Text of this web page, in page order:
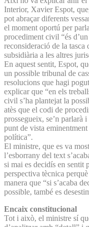
Interior, Xavier Espot,
pot abraçar diferents
el moment oportú per
procediment civil “és
reconsideració de la
subsidiària a les altres
En aquest sentit, Espot,
un possible tribunal de
resolucions que hagi
explicar que “en els
civil s’ha plantejat la
atès que el codi de
prossegueix, se’n parlarà
punt de vista
política”.
El ministre, que es va
l’esborrany del text
si mai es decidís en sentit
perspectiva tècnica
manera que “si s’acaba
possible, també es
Encaix constitucional
Tot i això, el ministre sí